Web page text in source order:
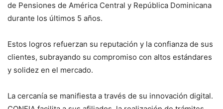
de Pensiones de América Central y República Dominicana
durante los últimos 5 años.
Estos logros refuerzan su reputación y la confianza de sus
clientes, subrayando su compromiso con altos estándares
y solidez en el mercado.
La cercanía se manifiesta a través de su innovación digital.